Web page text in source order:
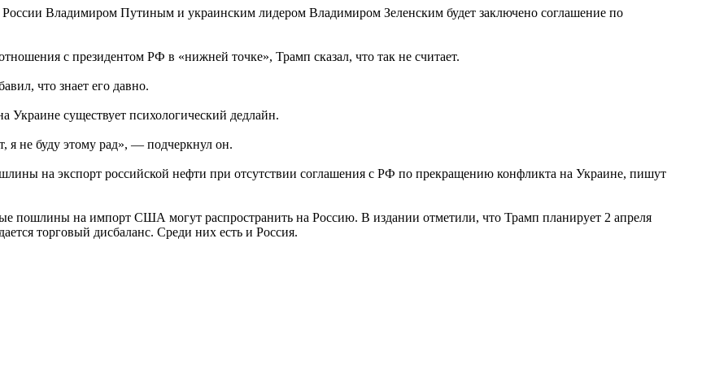
Владимиром Путиным и украинским лидером Владимиром Зеленским будет заключено соглашение по
с президентом РФ в «нижней точке», Трамп сказал, что так не считает.
что знает его давно.
существует психологический дедлайн.
я не буду этому рад», — подчеркнул он.
на экспорт российской нефти при отсутствии соглашения с РФ по прекращению конфликта на Украине, пишут
пошлины на импорт США могут распространить на Россию. В издании отметили, что Трамп планирует 2 апреля
торговый дисбаланс. Среди них есть и Россия.